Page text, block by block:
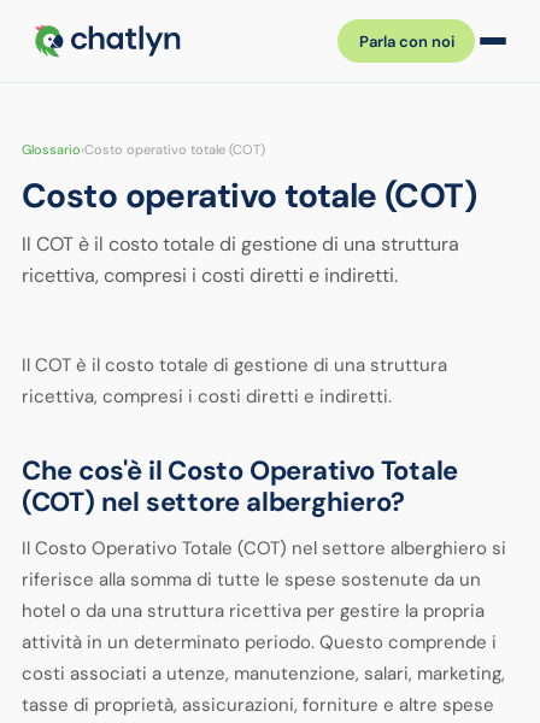
Parla con noi
Glossario›Costo operativo totale (COT)
Costo operativo totale (COT)
Il COT è il costo totale di gestione di una struttura
ricettiva, compresi i costi diretti e indiretti.
Il COT è il costo totale di gestione di una struttura
ricettiva, compresi i costi diretti e indiretti.
Che cos'è il Costo Operativo Totale
(COT) nel settore alberghiero?
Il Costo Operativo Totale (COT) nel settore alberghiero si
riferisce alla somma di tutte le spese sostenute da un
hotel o da una struttura ricettiva per gestire la propria
attività in un determinato periodo. Questo comprende i
costi associati a utenze, manutenzione, salari, marketing,
tasse di proprietà, assicurazioni, forniture e altre spese